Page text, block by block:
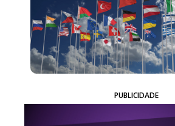
PUBLICIDADE